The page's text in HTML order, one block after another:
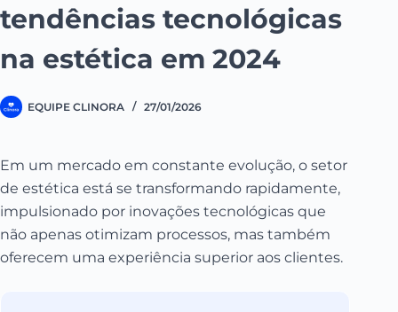
tendências tecnológicas
na estética em 2024
EQUIPE CLINORA 27/01/2026
Em um mercado em constante evolução, o setor
de estética está se transformando rapidamente,
impulsionado por inovações tecnológicas que
não apenas otimizam processos, mas também
oferecem uma experiência superior aos clientes.